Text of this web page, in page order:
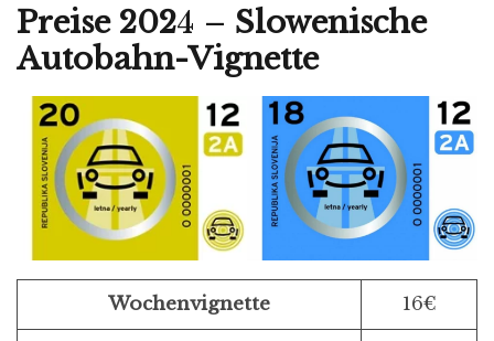
Preise 2024 – Slowenische
Autobahn-Vignette
Wochenvignette 16€